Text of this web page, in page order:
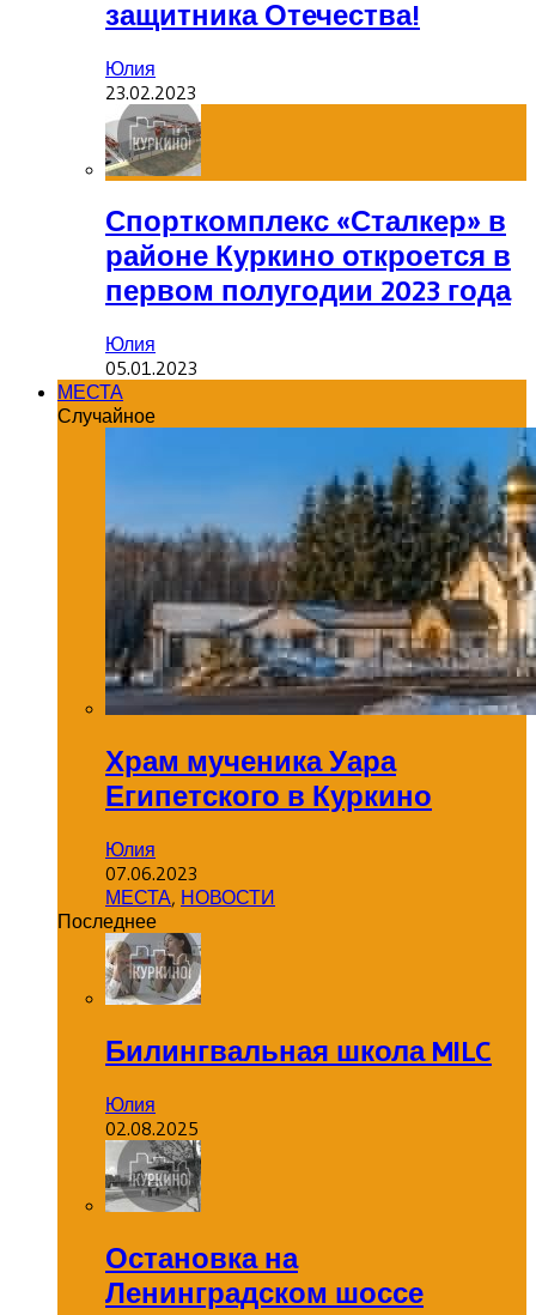
защитника Отечества!
Юлия
23.02.2023
Спорткомплекс «Сталкер» в
районе Куркино откроется в
первом полугодии 2023 года
Юлия
05.01.2023
МЕСТА
Случайное
Храм мученика Уара
Египетского в Куркино
Юлия
07.06.2023
МЕСТА, НОВОСТИ
Последнее
Билингвальная школа MILC
Юлия
02.08.2025
Остановка на
Ленинградском шоссе